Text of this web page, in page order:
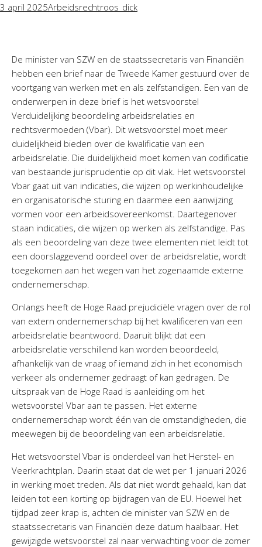
3 april 2025Arbeidsrechtroos_dick
De minister van SZW en de staatssecretaris van Financiën
hebben een brief naar de Tweede Kamer gestuurd over de
voortgang van werken met en als zelfstandigen. Een van de
onderwerpen in deze brief is het wetsvoorstel
Verduidelijking beoordeling arbeidsrelaties en
rechtsvermoeden (Vbar). Dit wetsvoorstel moet meer
duidelijkheid bieden over de kwalificatie van een
arbeidsrelatie. Die duidelijkheid moet komen van codificatie
van bestaande jurisprudentie op dit vlak. Het wetsvoorstel
Vbar gaat uit van indicaties, die wijzen op werkinhoudelijke
en organisatorische sturing en daarmee een aanwijzing
vormen voor een arbeidsovereenkomst. Daartegenover
staan indicaties, die wijzen op werken als zelfstandige. Pas
als een beoordeling van deze twee elementen niet leidt tot
een doorslaggevend oordeel over de arbeidsrelatie, wordt
toegekomen aan het wegen van het zogenaamde externe
ondernemerschap.
Onlangs heeft de Hoge Raad prejudiciële vragen over de rol
van extern ondernemerschap bij het kwalificeren van een
arbeidsrelatie beantwoord. Daaruit blijkt dat een
arbeidsrelatie verschillend kan worden beoordeeld,
afhankelijk van de vraag of iemand zich in het economisch
verkeer als ondernemer gedraagt of kan gedragen. De
uitspraak van de Hoge Raad is aanleiding om het
wetsvoorstel Vbar aan te passen. Het externe
ondernemerschap wordt één van de omstandigheden, die
meewegen bij de beoordeling van een arbeidsrelatie.
Het wetsvoorstel Vbar is onderdeel van het Herstel- en
Veerkrachtplan. Daarin staat dat de wet per 1 januari 2026
in werking moet treden. Als dat niet wordt gehaald, kan dat
leiden tot een korting op bijdragen van de EU. Hoewel het
tijdpad zeer krap is, achten de minister van SZW en de
staatssecretaris van Financiën deze datum haalbaar. Het
gewijzigde wetsvoorstel zal naar verwachting voor de zomer